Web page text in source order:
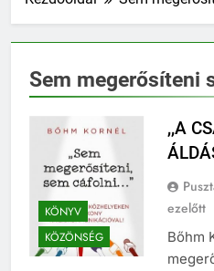
Sem megerősíteni
KÖNYV
KÖZÖNSÉG
,,A
ezelőtt
Bőhm